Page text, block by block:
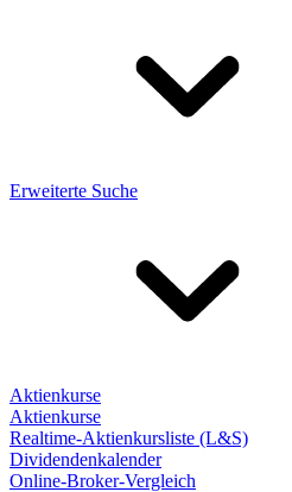
Erweiterte Suche
Aktienkurse
Aktienkurse
Realtime-Aktienkursliste (L&S)
Dividendenkalender
Online-Broker-Vergleich